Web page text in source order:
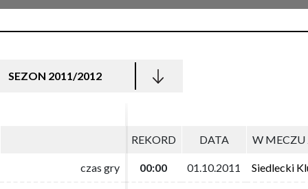
SEZON 2011/2012
REKORD DATA W MECZU
czas gry 00:00 01.10.2011 Siedlecki
REKORD DATA W MECZU
czas gry 00:00 01.10.2011 Siedlecki